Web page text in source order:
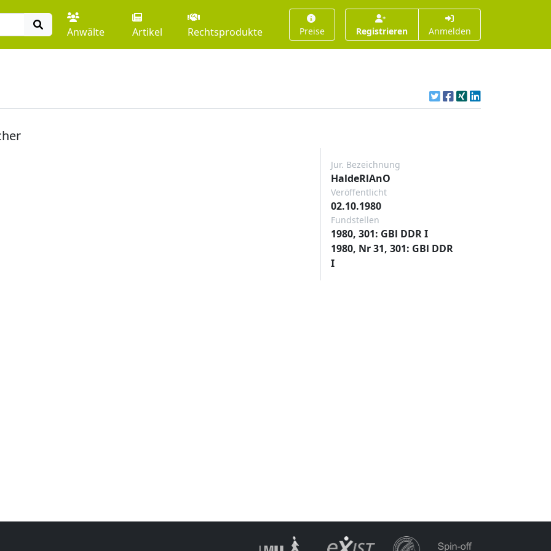
Anwälte Artikel Rechtsprodukte Preise Registrieren Anmelden
Jur. Bezeichnung
HaldeRlAnO
Veröffentlicht
02.10.1980
Fundstellen
1980, 301: GBl DDR I
1980, Nr 31, 301: GBl DDR
I